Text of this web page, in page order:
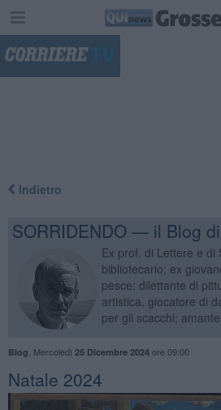
Indietro
SORRIDENDO — il Blog
Ex prof. di Lettere e di
bibliotecario; ex
pesce; dilettante di
artistica, giocatore di
per gli scacchi;
Blog Mercoledì 25 Dicembre 2024ore 09:00
Natale 2024